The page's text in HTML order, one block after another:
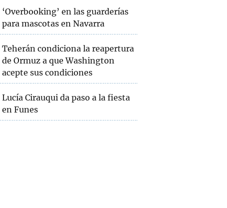
‘Overbooking’ en las guarderías
para mascotas en Navarra
Teherán condiciona la reapertura
de Ormuz a que Washington
acepte sus condiciones
Lucía Cirauqui da paso a la fiesta
en Funes